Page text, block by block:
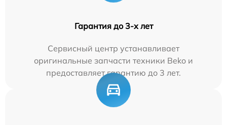
Гарантия до 3-х лет
Сервисный центр устанавливает
оригинальные запчасти техники Beko и
предоставляет гарантию до 3 лет.